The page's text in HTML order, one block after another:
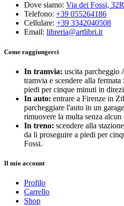
Dove siamo: Via dei Fossi, 32R
Telefono: +39 055264186
Cellulare: +39 3342040508
Email: libreria@artlibri.it
Come raggiungerci
In tramvia: uscita parcheggio
tramvia e scendere alla
piedi per cinque minuti in
In auto: entrare a Firenze in
parcheggiare l'auto in un
rimuovere la multa senza
In treno: scendere alla
da li proseguire a piedi per
Fossi.
Il mio account
Profilo
Carrello
Shop